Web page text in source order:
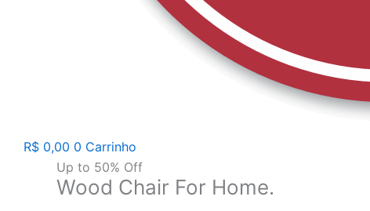
R$ 0,00 0 Carrinho
Up to 50% Off
Wood Chair For Home.